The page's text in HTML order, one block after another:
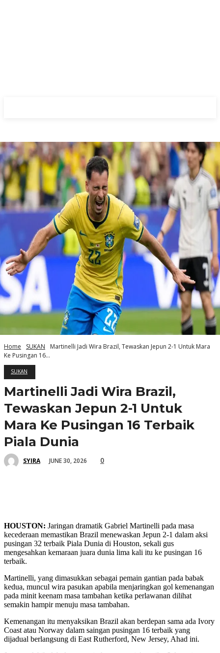
Home SUKAN
Martinelli Jadi Wira Brazil, Tewaskan Jepun 2-1 Untuk Mara
Ke Pusingan 16...
SUKAN
Martinelli Jadi Wira Brazil,
Tewaskan Jepun 2-1 Untuk
Mara Ke Pusingan 16 Terbaik
Piala Dunia
SYIRA JUNE 30, 2026 0
HOUSTON: Jaringan dramatik Gabriel Martinelli pada masa
kecederaan memastikan Brazil menewaskan Jepun 2-1 dalam aksi
pusingan 32 terbaik Piala Dunia di Houston, sekali gus
mengesahkan kemaraan juara dunia lima kali itu ke pusingan 16
terbaik.
Martinelli, yang dimasukkan sebagai pemain gantian pada babak
kedua, muncul wira pasukan apabila menjaringkan gol kemenangan
pada minit keenam masa tambahan ketika perlawanan dilihat
semakin hampir menuju masa tambahan.
Kemenangan itu menyaksikan Brazil akan berdepan sama ada Ivory
Coast atau Norway dalam saingan pusingan 16 terbaik yang
dijadual berlangsung di East Rutherford, New Jersey, Ahad ini.